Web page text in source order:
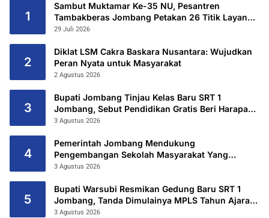
1
Sambut Muktamar Ke-35 NU, Pesantren
Tambakberas Jombang Petakan 26 Titik Layanan
Utama
29 Juli 2026
2
Diklat LSM Cakra Baskara Nusantara: Wujudkan
Peran Nyata untuk Masyarakat
2 Agustus 2026
3
Bupati Jombang Tinjau Kelas Baru SRT 1
Jombang, Sebut Pendidikan Gratis Beri Harapan
Baru
3 Agustus 2026
4
Pemerintah Jombang Mendukung
Pengembangan Sekolah Masyarakat Yang
Kurang Mampu Hingga Hibahkan 6,3 Hektar
3 Agustus 2026
5
Bupati Warsubi Resmikan Gedung Baru SRT 1
Jombang, Tanda Dimulainya MPLS Tahun Ajaran
2026/2027
3 Agustus 2026